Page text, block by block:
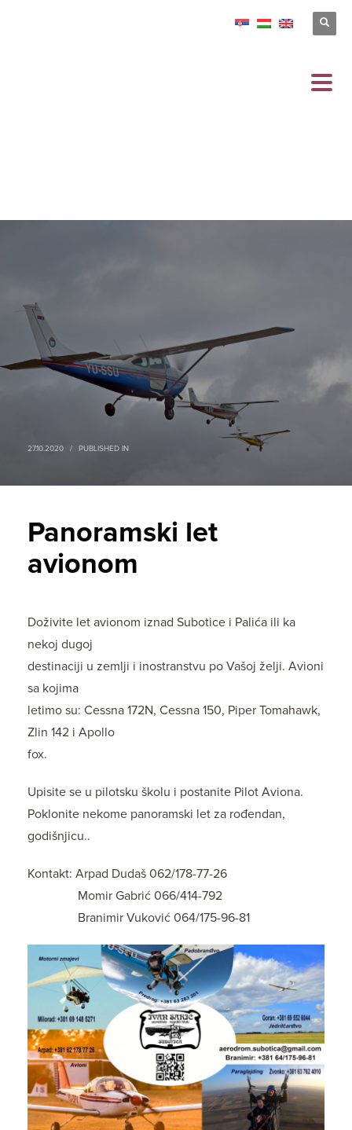
27.10.2020 / PUBLISHED IN
Panoramski let
avionom
Doživite let avionom iznad Subotice i Palića ili ka
nekoj dugoj
destinaciji u zemlji i inostranstvu po Vašoj želji. Avioni
sa kojima
letimo su: Cessna 172N, Cessna 150, Piper Tomahawk,
Zlin 142 i Apollo
fox.
Upisite se u pilotsku školu i postanite Pilot Aviona.
Poklonite nekome panoramski let za rođendan,
godišnjicu..
Kontakt: Arpad Dudaš 062/178-77-26
Momir Gabrić 066/414-792
Branimir Vuković 064/175-96-81